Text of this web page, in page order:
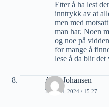
Etter å ha lest
inntrykk av at
men med
man har. Noen
og noe på
for mange å
lese å da blir det
Arne Johansen
30 JUNI, 2024 / 15:27